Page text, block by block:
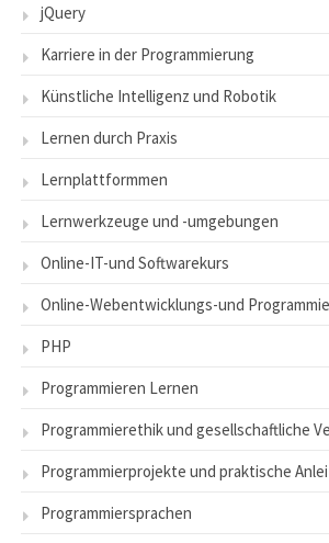
jQuery
Karriere in der Programmierung
Künstliche Intelligenz und Robotik
Lernen durch Praxis
Lernplattformmen
Lernwerkzeuge und -umgebungen
Online-IT-und Softwarekurs
Online-Webentwicklungs-und
PHP
Programmieren Lernen
Programmierethik und gesellschaftliche
Programmierprojekte und praktische
Programmiersprachen